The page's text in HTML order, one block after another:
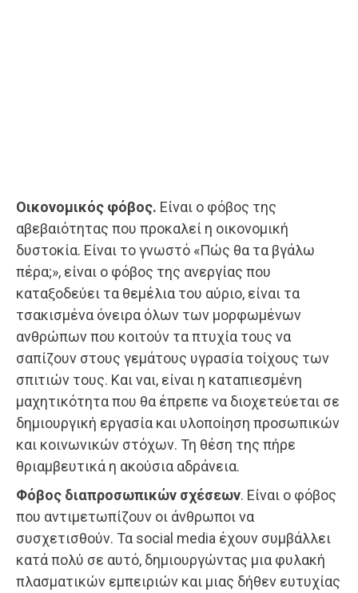
Οικονομικός φόβος. Είναι ο φόβος της
αβεβαιότητας που προκαλεί η οικονομική
δυστοκία. Είναι το γνωστό «Πώς θα τα βγάλω
πέρα;», είναι ο φόβος της ανεργίας που
καταξοδεύει τα θεμέλια του αύριο, είναι τα
τσακισμένα όνειρα όλων των μορφωμένων
ανθρώπων που κοιτούν τα πτυχία τους να
σαπίζουν στους γεμάτους υγρασία τοίχους των
σπιτιών τους. Και ναι, είναι η καταπιεσμένη
μαχητικότητα που θα έπρεπε να διοχετεύεται σε
δημιουργική εργασία και υλοποίηση προσωπικών
και κοινωνικών στόχων. Τη θέση της πήρε
θριαμβευτικά η ακούσια αδράνεια.
Φόβος διαπροσωπικών σχέσεων. Είναι ο φόβος
που αντιμετωπίζουν οι άνθρωποι να
συσχετισθούν. Τα social media έχουν συμβάλλει
κατά πολύ σε αυτό, δημιουργώντας μια φυλακή
πλασματικών εμπειριών και μιας δήθεν ευτυχίας